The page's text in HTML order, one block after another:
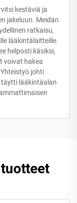
kestäviä ja
jakeluun. Meidän
ratkaisu,
lääkintälaitteille.
helposti käsiksi,
voivat hakea
johti
täytti lääkintäalan